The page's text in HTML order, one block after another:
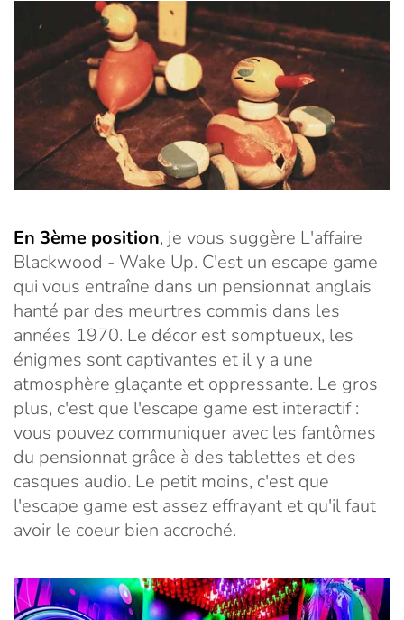
En 3ème position, je vous suggère L'affaire
Blackwood - Wake Up. C'est un escape game
qui vous entraîne dans un pensionnat anglais
hanté par des meurtres commis dans les
années 1970. Le décor est somptueux, les
énigmes sont captivantes et il y a une
atmosphère glaçante et oppressante. Le gros
plus, c'est que l'escape game est interactif :
vous pouvez communiquer avec les fantômes
du pensionnat grâce à des tablettes et des
casques audio. Le petit moins, c'est que
l'escape game est assez effrayant et qu'il faut
avoir le coeur bien accroché.